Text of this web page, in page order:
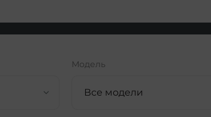
Модель
Все модели